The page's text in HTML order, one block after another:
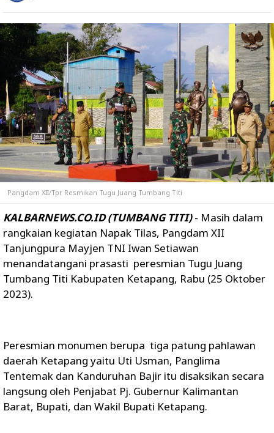
Pangdam XII/Tpr Resmikan Tugu Juang Tumbang Titi
KALBARNEWS.CO.ID (TUMBANG TITI)- Masih dalam
rangkaian kegiatan Napak Tilas, Pangdam XII
Tanjungpura Mayjen TNI Iwan Setiawan
menandatangani prasasti peresmian Tugu Juang
Tumbang Titi Kabupaten Ketapang, Rabu (25 Oktober
2023).
Peresmian monumen berupa tiga patung pahlawan
daerah Ketapang yaitu Uti Usman, Panglima
Tentemak dan Kanduruhan Bajir itu disaksikan secara
langsung oleh Penjabat Pj. Gubernur Kalimantan
Barat, Bupati, dan Wakil Bupati Ketapang.